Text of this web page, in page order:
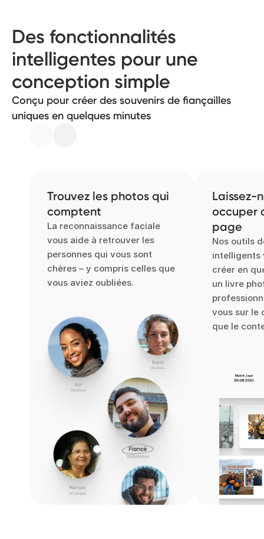
Des fonctionnalités
intelligentes pour une
conception simple
Conçu pour créer des souvenirs de fiançailles
uniques en quelques minutes
Trouvez les photos qui
comptent
La reconnaissance faciale
vous aide à retrouver les
personnes qui vous sont
chères – y compris celles que
vous aviez oubliées.
Laissez-
occuper
page
Nos outils
intelligents
créer en
un livre
vous sur le
que le